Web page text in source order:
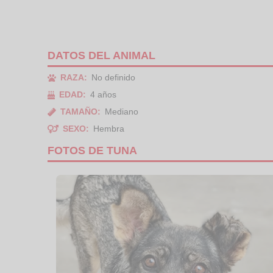
DATOS DEL ANIMAL
RAZA:
No definido
EDAD: 4 años
TAMAÑO:
Mediano
SEXO:
Hembra
FOTOS DE TUNA